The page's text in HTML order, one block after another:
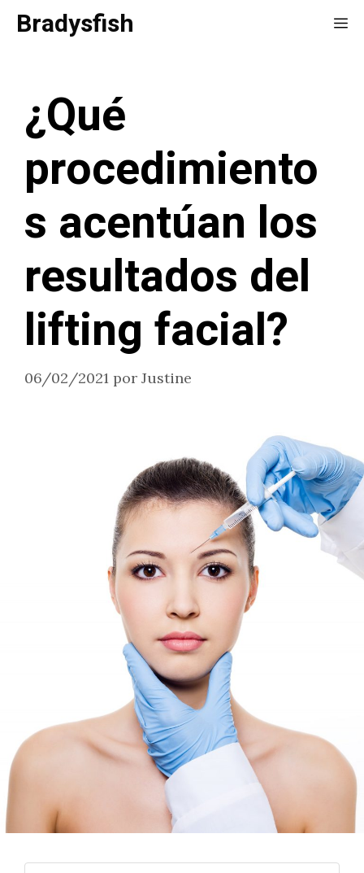
SaltarBradysfish
¿Qué
procedimiento
s acentúan los
resultados del
lifting facial?
06/02/2021 por Justine